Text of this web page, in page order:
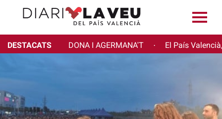
DESTACATS DONA I AGERMANA'T · El País